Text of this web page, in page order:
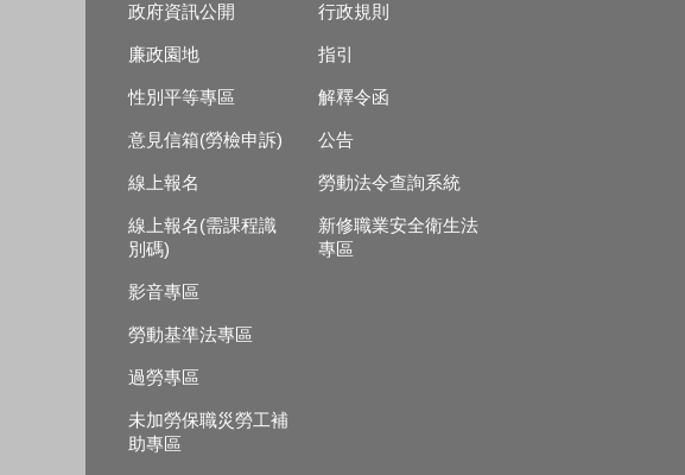
政府資訊公開
廉政園地
性別平等專區
意見信箱(勞檢申訴)
線上報名
線上報名(需課程識
別碼)
影音專區
勞動基準法專區
過勞專區
未加勞保職災勞工補
助專區
行政規則
指引
解釋令函
公告
勞動法令查詢系統
新修職業安全衛生法
專區